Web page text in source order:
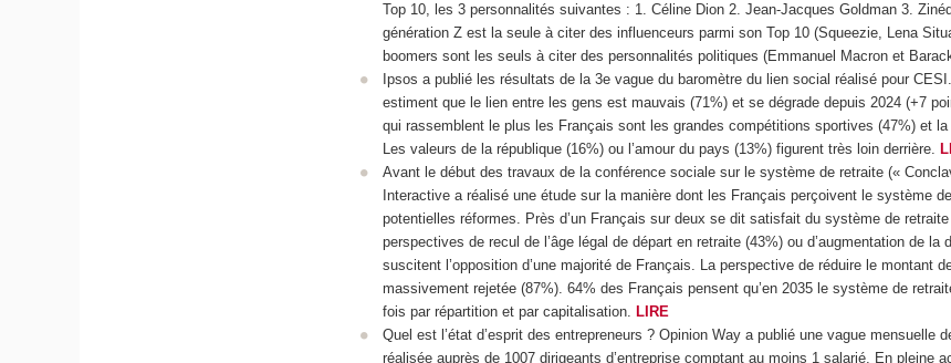
Top 10, les 3 personnalités suivantes : 1. Céline Dion 2. Jean-Jacques Goldman 3.
génération Z est la seule à citer des influenceurs parmi son Top 10 (Squeezie, Lena
boomers sont les seuls à citer des personnalités politiques (Emmanuel Macron et
Ipsos a publié les résultats de la 3evague du baromètre du lien social réalisé pour
estiment que le lien entre les gens est mauvais (71%) et se dégrade depuis 2024 (+7
qui rassemblent le plus les Français sont les grandes compétitions sportives (47%) et la
Les valeurs de la république (16%) ou l’amour du pays (13%) figurent très loin derrière.
Avant le début des travaux de la conférence sociale sur le système de retraite («
Interactive a réalisé une étude sur la manière dont les Français perçoivent le système
potentielles réformes. Près d’un Français sur deux se dit satisfait du système de
perspectives de recul de l’âge légal de départ en retraite (43%) ou d’augmentation de la
suscitent l’opposition d’une majorité de Français. La perspective de réduire le montant
massivement rejetée (87%). 64% des Français pensent qu’en 2035 le système de
fois par répartition et par capitalisation. LIRE
Quel est l’état d’esprit des entrepreneurs ? Opinion Way a publié une vague mensuelle
réalisée auprès de 1007 dirigeants d’entreprise comptant au moins 1 salarié. En pleine